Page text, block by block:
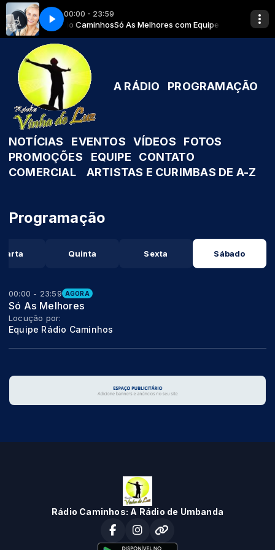
00:00 - 23:59
com Equipe Rádio CaminhosSó As Melhores com Equipe Rádio
11 Jurema e Oxossi Guerreiro da MataTU Iansa Guerreira e Baiano
A RÁDIO PROGRAMAÇÃO
NOTÍCIAS EVENTOS VÍDEOS
FOTOS
PROMOÇÕES
EQUIPE
CONTATO
COMERCIAL
ARTISTAS E CURIMBAS DE A-Z
Programação
Quinta Sexta Sábado
00:00 - 23:59 AGORA
Só As Melhores
Locução por:
Equipe Rádio Caminhos
Rádio Caminhos: A Rádio de Umbanda